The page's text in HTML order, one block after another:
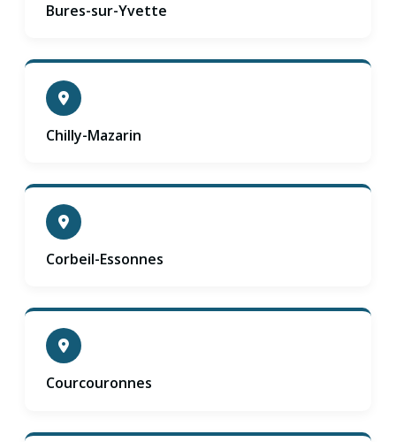
Bures-sur-Yvette
Chilly-Mazarin
Corbeil-Essonnes
Courcouronnes